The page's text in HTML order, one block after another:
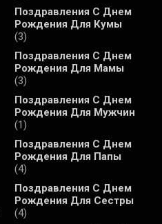
Поздравления С Днем
Рождения Для Кумы
(3)
Поздравления С Днем
Рождения Для Мамы
(3)
Поздравления С Днем
Рождения Для Мужчин
(1)
Поздравления С Днем
Рождения Для Папы
(4)
Поздравления С Днем
Рождения Для Сестры
(4)